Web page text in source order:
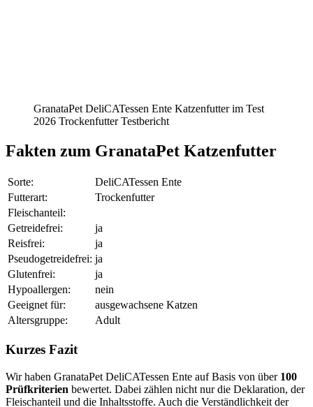
GranataPet DeliCATessen Ente Katzenfutter im Test
2026 Trockenfutter Testbericht
Fakten zum GranataPet Katzenfutter
Sorte:
DeliCATessen Ente
Futterart:
Trockenfutter
Fleischanteil:
Getreidefrei:
ja
Reisfrei:
ja
Pseudogetreidefrei: ja
Glutenfrei:
ja
Hypoallergen:
nein
Geeignet für:
ausgewachsene Katzen
Altersgruppe:
Adult
Kurzes Fazit
Wir haben GranataPet DeliCATessen Ente auf Basis von über 100
Prüfkriterien bewertet. Dabei zählen nicht nur die Deklaration, der
Fleischanteil und die Inhaltsstoffe. Auch die Verständlichkeit der